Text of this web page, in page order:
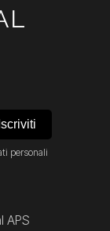
personali
APS